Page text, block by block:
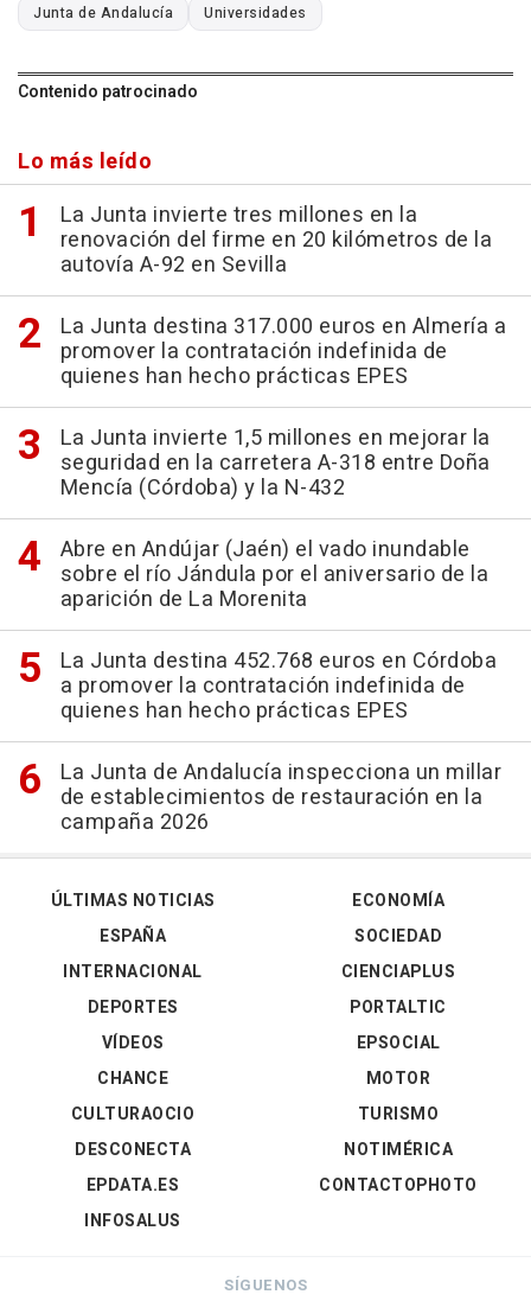
Junta de Andalucía Universidades
Contenido patrocinado
Lo más leído
La Junta invierte tres millones en la
renovación del firme en 20 kilómetros de la
autovía A-92 en Sevilla
La Junta destina 317.000 euros en Almería a
promover la contratación indefinida de
quienes han hecho prácticas EPES
La Junta invierte 1,5 millones en mejorar la
seguridad en la carretera A-318 entre Doña
Mencía (Córdoba) y la N-432
Abre en Andújar (Jaén) el vado inundable
sobre el río Jándula por el aniversario de la
aparición de La Morenita
La Junta destina 452.768 euros en Córdoba
a promover la contratación indefinida de
quienes han hecho prácticas EPES
La Junta de Andalucía inspecciona un millar
de establecimientos de restauración en la
campaña 2026
ÚLTIMAS NOTICIAS
ESPAÑA
INTERNACIONAL
DEPORTES
VÍDEOS
ECONOMÍA
SOCIEDAD
CIENCIAPLUS
PORTALTIC
EPSOCIAL
CHANCE
CULTURAOCIO
DESCONECTA
EPDATA.ES
INFOSALUS
MOTOR
TURISMO
NOTIMÉRICA
CONTACTOPHOTO
SÍGUENOS